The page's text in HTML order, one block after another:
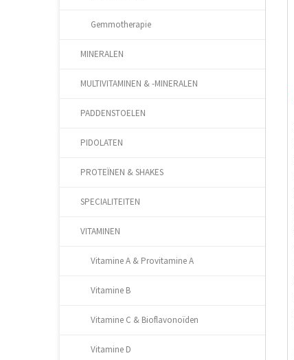
Gemmotherapie
MINERALEN
MULTIVITAMINEN & -MINERALEN
PADDENSTOELEN
PIDOLATEN
PROTEÏNEN & SHAKES
SPECIALITEITEN
VITAMINEN
Vitamine A & Provitamine A
Vitamine B
Vitamine C & Bioflavonoïden
Vitamine D